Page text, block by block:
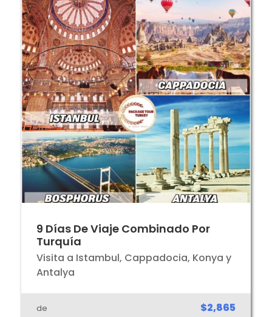
9 Días De Viaje Combinado Por
Turquía
Visita a Istambul, Cappadocia, Konya y
Antalya
de $2,865